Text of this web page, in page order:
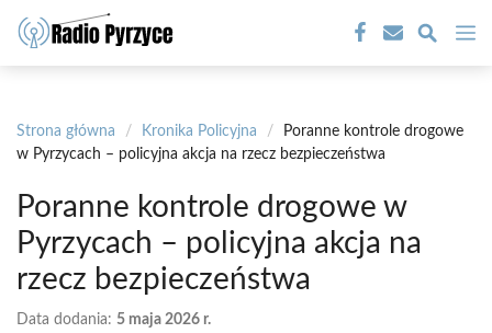
do
treści
Strona główna / Kronika Policyjna /
Poranne kontrole drogowe
w Pyrzycach – policyjna akcja na rzecz bezpieczeństwa
Poranne kontrole drogowe w
Pyrzycach – policyjna akcja na
rzecz bezpieczeństwa
Data dodania: 5 maja 2026 r.